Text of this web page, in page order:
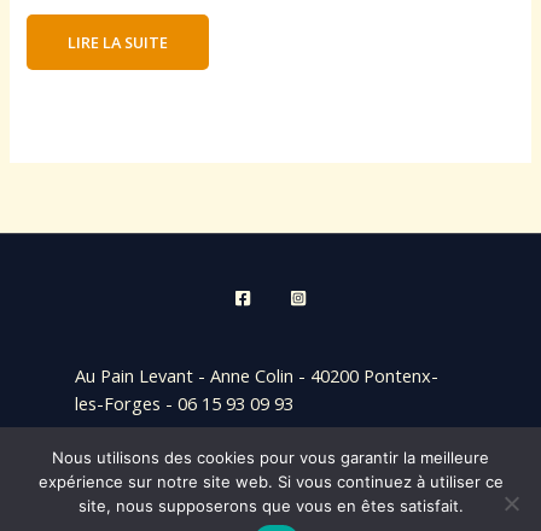
LIRE LA SUITE
Au Pain Levant - Anne Colin - 40200 Pontenx-
les-Forges - 06 15 93 09 93
mentions légales,CGV,formation 1Formanet
Nous utilisons des cookies pour vous garantir la meilleure
expérience sur notre site web. Si vous continuez à utiliser ce
site, nous supposerons que vous en êtes satisfait.